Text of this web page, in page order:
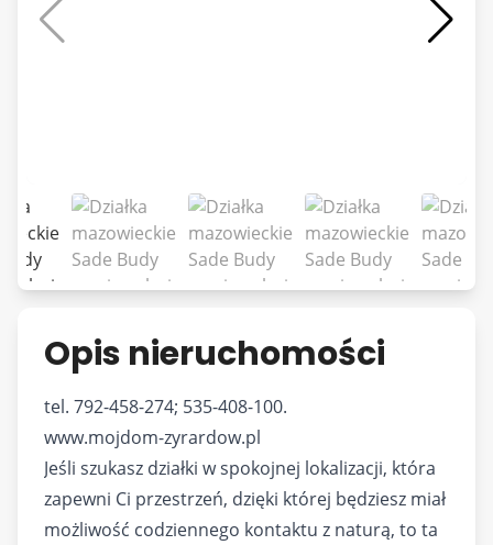
Opis nieruchomości
tel. 792-458-274; 535-408-100.
www.mojdom-zyrardow.pl
Jeśli szukasz działki w spokojnej lokalizacji, która
zapewni Ci przestrzeń, dzięki której będziesz miał
możliwość codziennego kontaktu z naturą, to ta